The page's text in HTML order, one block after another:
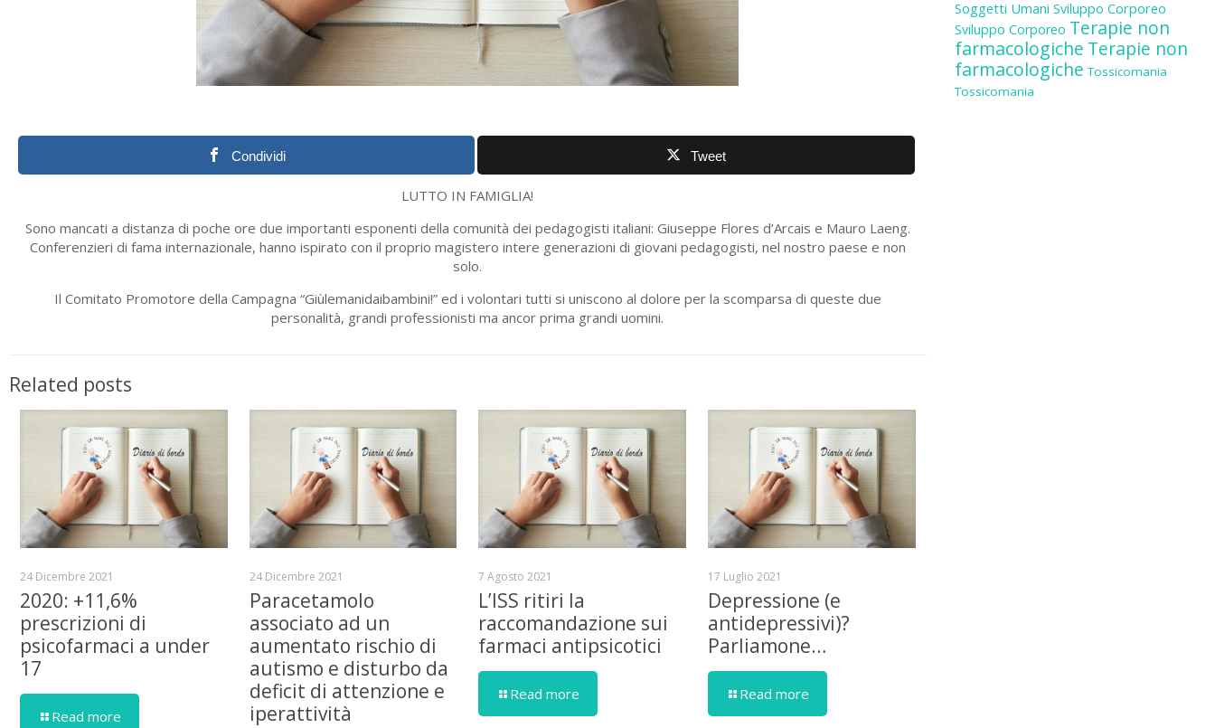
Condividi Tweet
LUTTO IN FAMIGLIA!
Sono mancati a distanza di poche ore due importanti esponenti della comunità dei pedagogisti italiani: Giuseppe Flores d’Arcais e Mauro Laeng.
Conferenzieri di fama internazionale, hanno ispirato con il proprio magistero intere generazioni di giovani pedagogisti, nel nostro paese e non
solo.
Il Comitato Promotore della Campagna “Giùlemanidaibambini!” ed i volontari tutti si uniscono al dolore per la scomparsa di queste due
personalità, grandi professionisti ma ancor prima grandi uomini.
Related posts
24 Dicembre 2021
2020: +11,6%
prescrizioni di
psicofarmaci a under
17
Read more
24 Dicembre 2021
Paracetamolo
associato ad un
aumentato rischio di
autismo e disturbo da
deficit di attenzione e
iperattività
7 Agosto 2021
L’ISS ritiri la
raccomandazione sui
farmaci antipsicotici
Read more
17 Luglio 2021
Depressione (e
antidepressivi)?
Parliamone…
Read more
Soggetti Umani Sviluppo Corporeo
Sviluppo Corporeo Terapie non
farmacologiche Terapie non
farmacologiche Tossicomania
Tossicomania